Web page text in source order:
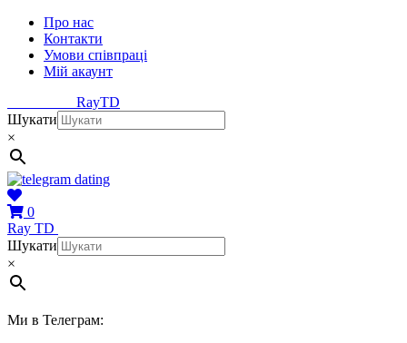
Про нас
Контакти
Умови співпраці
Мій акаунт
RayTD
Шукати
×
0
Ray TD
Шукати
×
Ми в Телеграм: